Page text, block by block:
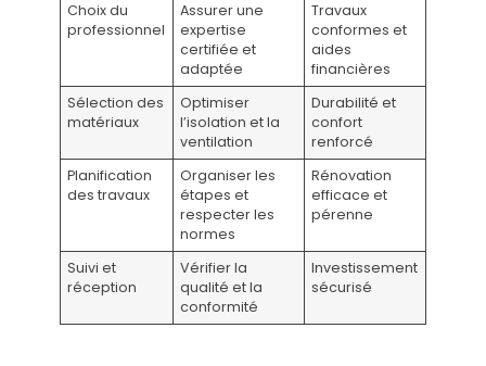
Choix du
professionnel
Assurer une
expertise
certifiée et
adaptée
Travaux
conformes et
aides
financières
Sélection des
matériaux
Optimiser
l’isolation et la
ventilation
Durabilité et
confort
renforcé
Planification
des travaux
Organiser les
étapes et
respecter les
normes
Rénovation
efficace et
pérenne
Suivi et
réception
Vérifier la
qualité et la
conformité
Investissement
sécurisé